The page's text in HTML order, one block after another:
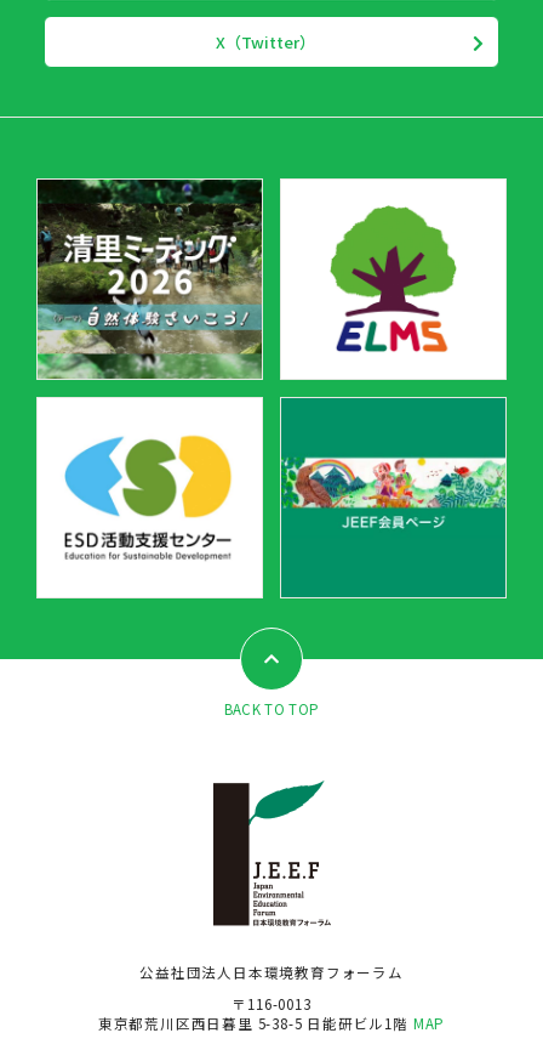
X（Twitter）
BACK TO TOP
公益社団法人日本環境教育フォーラム
〒116-0013
東京都荒川区西日暮里 5-38-5 日能研ビル1階 MAP